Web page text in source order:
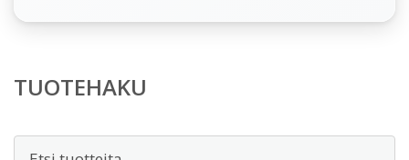
TUOTEHAKU